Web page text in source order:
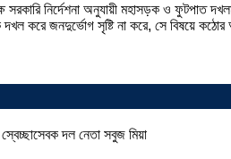
নির্দেশনা অনুযায়ী মহাসড়ক ও ফুটপাত
করে জনদুর্ভোগ সৃষ্টি না করে, সে বিষয়ে